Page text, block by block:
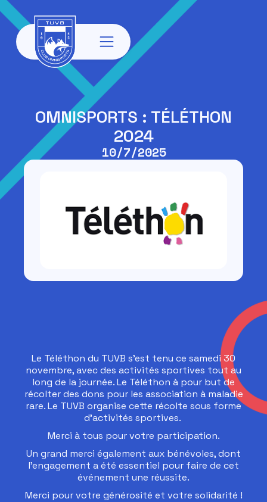
OMNISPORTS : TÉLÉTHON
2024
10/7/2025
Le Téléthon du TUVB s’est tenu ce samedi 30
novembre, avec des activités sportives tout au
long de la journée. Le Téléthon à pour but de
récolter des dons pour les association à maladie
rare. Le TUVB organise cette récolte sous forme
d'activités sportives.
Merci à tous pour votre participation.
Un grand merci également aux bénévoles, dont
l’engagement a été essentiel pour faire de cet
événement une réussite.
Merci pour votre générosité et votre solidarité !